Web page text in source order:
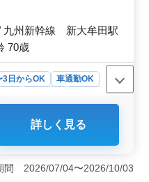
ポイント →車通勤可能・週
なめ 週休2日制で働きやす
ります♪ また車通勤可能な
っております！ 年齢では
テラン層を歓迎致します！
を活かして頂ける方のご応
ます！
九州新幹線 新大牟田駅
70歳
3日からOK
車通勤OK
医師募集＞ 大牟田市の
募集しています。シニア
日制で車通勤も可能なの
詳しく見る
間 2026/07/04〜2026/10/03